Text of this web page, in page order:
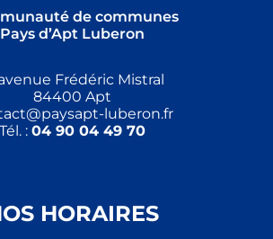
de communes
Pays d’Apt Luberon
Frédéric Mistral
84400 Apt
luberon.fr
Tél. : 04 90 04 49 70
HORAIRES